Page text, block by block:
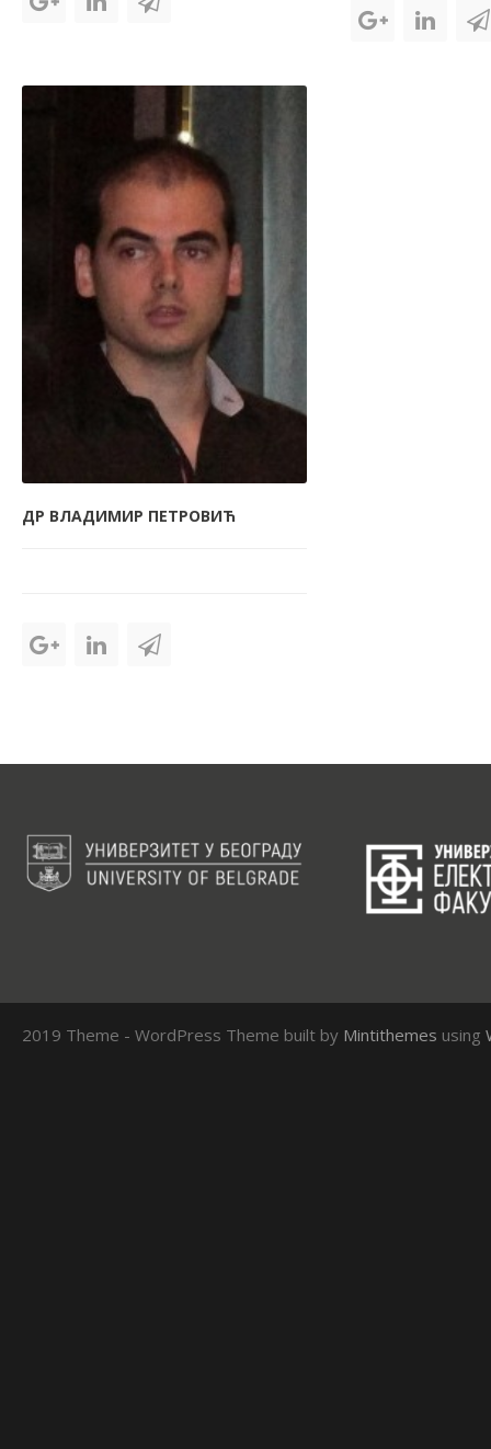
ДР ВЛАДИМИР ПЕТРОВИЋ
2019 Theme - WordPress Theme built by Mintithemes using